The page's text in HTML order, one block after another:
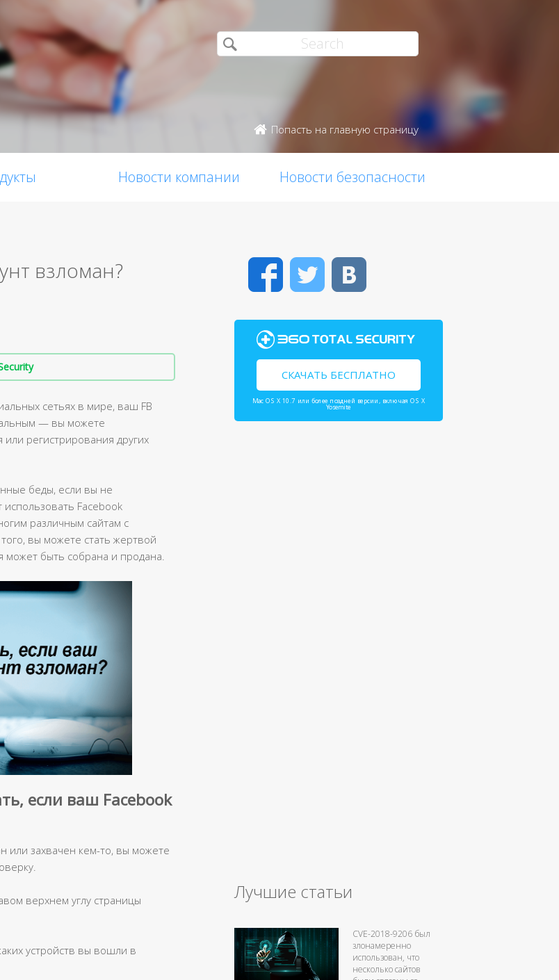
Попасть на главную страницу
Новости компании Новости безопасности
взломан?
сетьях в мире, ваш FB
— вы можете
регистрирования других
беды, если вы не
использовать Facebook
различным сайтам с
вы можете стать жертвой
может быть собрана и продана.
если ваш Facebook
или захвачен кем-то, вы можете
верхнем углу страницы
устройств вы вошли в
FacebookTwitter
СКАЧАТЬ БЕСПЛАТНО
Mac OS X 10.7 или более поздней версии, включая OS X
Yosemite
Лучшие статьи
CVE-2018-9206 был
злонамеренно
использован, что
несколько сайтов